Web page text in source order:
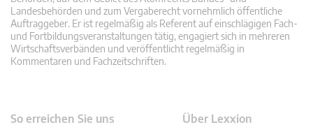
Landesbehörden und zum Vergaberecht vornehmlich öffentliche
Auftraggeber. Er ist regelmäßig als Referent auf einschlägigen Fach-
und Fortbildungsveranstaltungen tätig, engagiert sich in mehreren
Wirtschaftsverbänden und veröffentlicht regelmäßig in
Kommentaren und Fachzeitschriften.
So erreichen Sie uns Über Lexxion